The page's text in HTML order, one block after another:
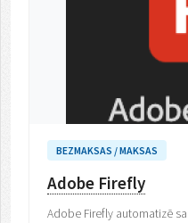
BEZMAKSAS / MAKSAS
Adobe Firefly
Adobe Firefly automatizē